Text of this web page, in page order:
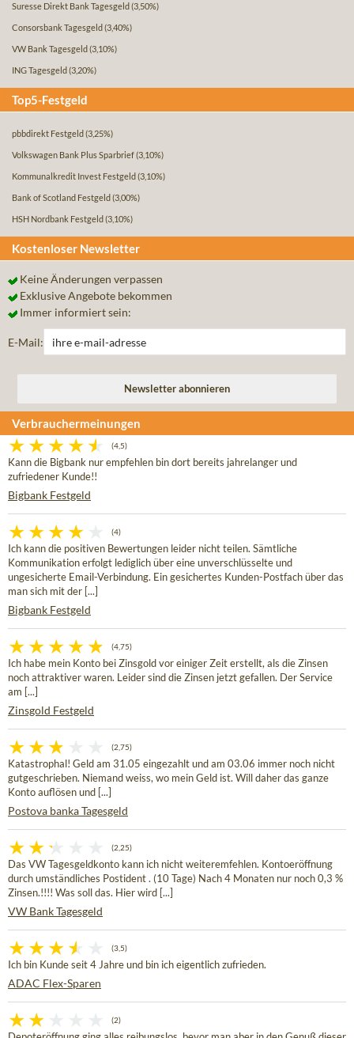
Suresse Direkt Bank Tagesgeld (3,50%)
Consorsbank Tagesgeld (3,40%)
VW Bank Tagesgeld (3,10%)
ING Tagesgeld (3,20%)
Top5-Festgeld
pbbdirekt Festgeld (3,25%)
Volkswagen Bank Plus Sparbrief(3,10%)
Kommunalkredit Invest Festgeld (3,10%)
Bank of Scotland Festgeld (3,00%)
HSH Nordbank Festgeld (3,10%)
Kostenloser Newsletter
Keine Änderungen verpassen
Exklusive Angebote bekommen
Immer informiert sein:
E-Mail:
Verbrauchermeinungen
(4,5)
Kann die Bigbank nur empfehlen bin dort bereits jahrelanger und
zufriedener Kunde!!
Bigbank Festgeld
(4)
Ich kann die positiven Bewertungen leider nicht teilen. Sämtliche
Kommunikation erfolgt lediglich über eine unverschlüsselte und
ungesicherte Email-Verbindung. Ein gesichertes Kunden-Postfach über das
man sich mit der [...]
Bigbank Festgeld
(4,75)
Ich habe mein Konto bei Zinsgold vor einiger Zeit erstellt, als die Zinsen
noch attraktiver waren. Leider sind die Zinsen jetzt gefallen. Der Service
am [...]
Zinsgold Festgeld
(2,75)
Katastrophal! Geld am 31.05 eingezahlt und am 03.06 immer noch nicht
gutgeschrieben. Niemand weiss, wo mein Geld ist. Will daher das ganze
Konto auflösen und [...]
Postova banka Tagesgeld
(2,25)
Das VW Tagesgeldkonto kann ich nicht weiteremfehlen. Kontoeröffnung
durch umständliches Postident . (10 Tage) Nach 4 Monaten nur noch 0,3 %
Zinsen.!!!! Was soll das. Hier wird [...]
VW Bank Tagesgeld
(3,5)
Ich bin Kunde seit 4 Jahre und bin ich eigentlich zufrieden.
ADAC Flex-Sparen
(2)